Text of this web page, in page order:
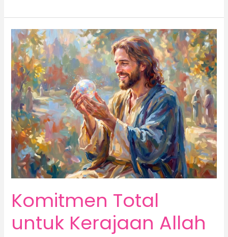
Komitmen Total
untuk Kerajaan Allah
Komitmen
Total
untuk
Kerajaan
Allah